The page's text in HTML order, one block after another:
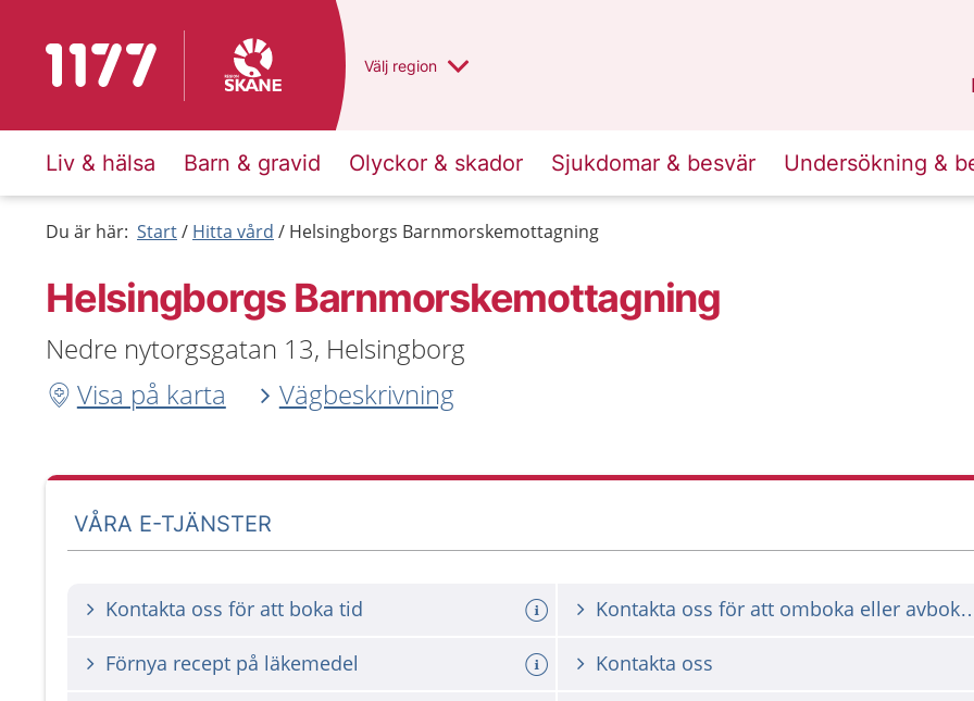
Till startsidan för 1177 Du har valt region
Välj en annan
region
Liv & hälsa Barn & gravid Olyckor & skador Sjukdomar & besvär Undersökning &
Du är här: Start Hitta vård Helsingborgs Barnmorskemottagning
Helsingborgs Barnmorskemottagning
Nedre nytorgsgatan 13, Helsingborg
Visa på karta
Vägbeskrivning
VÅRA E-TJÄNSTER
Kontakta oss för att boka tid Kontakta oss för
Förnya recept på läkemedel Kontakta oss